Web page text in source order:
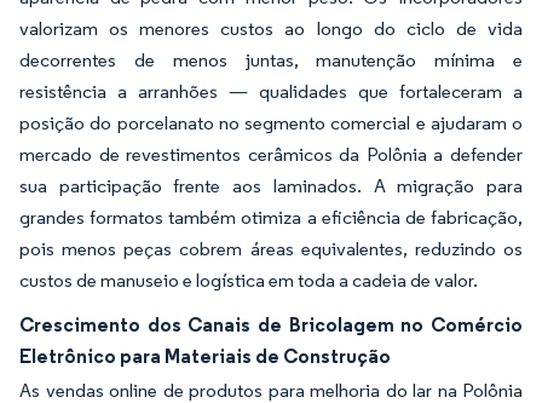
valorizam os menores custos ao longo do ciclo de vida
decorrentes de menos juntas, manutenção mínima e
resistência a arranhões — qualidades que fortaleceram a
posição do porcelanato no segmento comercial e ajudaram o
mercado de revestimentos cerâmicos da Polônia a defender
sua participação frente aos laminados. A migração para
grandes formatos também otimiza a eficiência de fabricação,
pois menos peças cobrem áreas equivalentes, reduzindo os
custos de manuseio e logística em toda a cadeia de valor.
Crescimento dos Canais de Bricolagem no Comércio
Eletrônico para Materiais de Construção
As vendas online de produtos para melhoria do lar na Polônia